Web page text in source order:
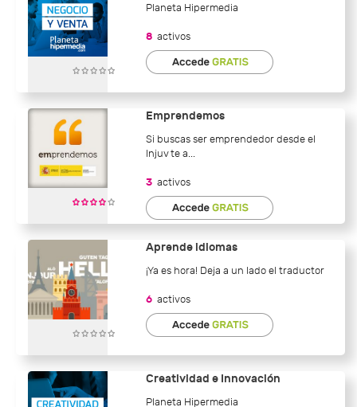
Planeta Hipermedia
8 activos
Emprendemos
Si buscas ser emprendedor desde el
Injuv te a...
3 activos
Aprende idiomas
¡Ya es hora! Deja a un lado el traductor
6 activos
Creatividad e Innovación
Planeta Hipermedia